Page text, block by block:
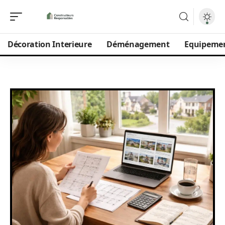
Décoration Interieure Déménagement